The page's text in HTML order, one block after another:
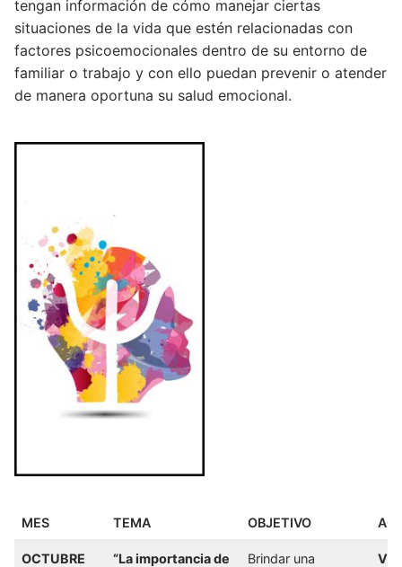
tengan información de cómo manejar ciertas
situaciones de la vida que estén relacionadas con
factores psicoemocionales dentro de su entorno de
familiar o trabajo y con ello puedan prevenir o atender
de manera oportuna su salud emocional.
MES TEMA OBJETIVO
OCTUBRE
“La importancia de
Brindar una